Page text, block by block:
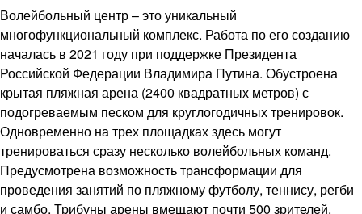
Волейбольный центр – это уникальный
многофункциональный комплекс. Работа по его созданию
началась в 2021 году при поддержке Президента
Российской Федерации Владимира Путина. Обустроена
крытая пляжная арена (2400 квадратных метров) с
подогреваемым песком для круглогодичных тренировок.
Одновременно на трех площадках здесь могут
тренироваться сразу несколько волейбольных команд.
Предусмотрена возможность трансформации для
проведения занятий по пляжному футболу, теннису, регби
и самбо. Трибуны арены вмещают почти 500 зрителей.